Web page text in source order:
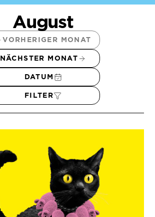
August
VORHERIGER MONAT
NÄCHSTER MONAT
DATUM
FILTER